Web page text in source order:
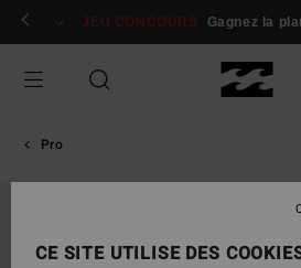
Passer
Se connecter / s'inscrire
JEU CONCOURS Gagnez la
Pro
CE SITE UTILISE DES